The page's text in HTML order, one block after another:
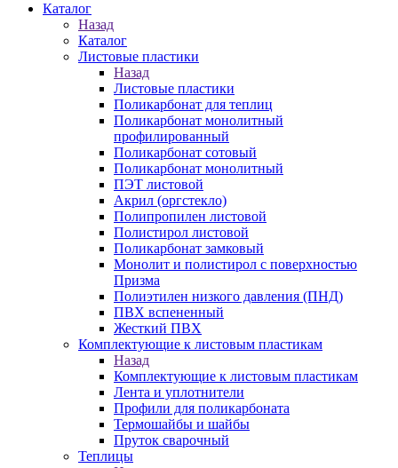
Каталог
Назад
Каталог
Листовые пластики
Назад
Листовые пластики
Поликарбонат для теплиц
Поликарбонат монолитный
профилированный
Поликарбонат сотовый
Поликарбонат монолитный
ПЭТ листовой
Акрил (оргстекло)
Полипропилен листовой
Полистирол листовой
Поликарбонат замковый
Монолит и полистирол с поверхностью
Призма
Полиэтилен низкого давления (ПНД)
ПВХ вспененный
Жесткий ПВХ
Комплектующие к листовым пластикам
Назад
Комплектующие к листовым пластикам
Лента и уплотнители
Профили для поликарбоната
Термошайбы и шайбы
Пруток сварочный
Теплицы